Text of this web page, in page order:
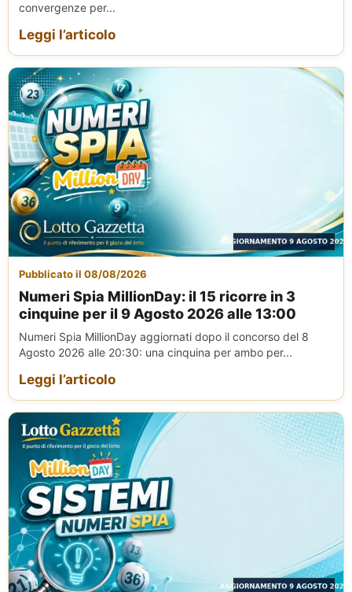
convergenze per...
Leggi l’articolo
Pubblicato il 08/08/2026
Numeri Spia MillionDay: il 15 ricorre in 3
cinquine per il 9 Agosto 2026 alle 13:00
Numeri Spia MillionDay aggiornati dopo il concorso del 8
Agosto 2026 alle 20:30: una cinquina per ambo per...
Leggi l’articolo